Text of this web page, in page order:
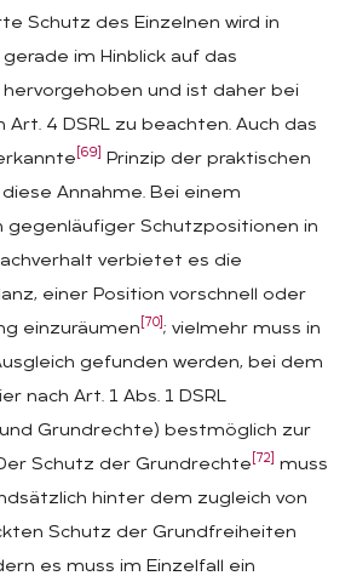
Schutz des Einzelnen wird in
gerade im Hinblick auf das
und ist daher bei
4 DSRL zu beachten. Auch das
[69]
Prinzip der praktischen
Annahme. Bei einem
Schutzpositionen in
verbietet es die
einer Position vorschnell oder
einzuräumen [70] ; vielmehr muss in
gefunden werden, bei dem
nach Art. 1 Abs. 1 DSRL
und Grundrechte) bestmöglich zur
Schutz der Grundrechte [72]
muss
hinter dem zugleich von
Schutz der Grundfreiheiten
es muss im Einzelfall ein